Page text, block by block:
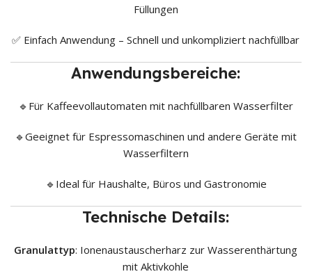
Füllungen
✅ Einfach Anwendung – Schnell und unkompliziert nachfüllbar
Anwendungsbereiche:
🔹Für Kaffeevollautomaten mit nachfüllbaren Wasserfilter
🔹Geeignet für Espressomaschinen und andere Geräte mit
Wasserfiltern
🔹Ideal für Haushalte, Büros und Gastronomie
Technische Details:
Granulattyp: Ionenaustauscherharz zur Wasserenthärtung
mit Aktivkohle